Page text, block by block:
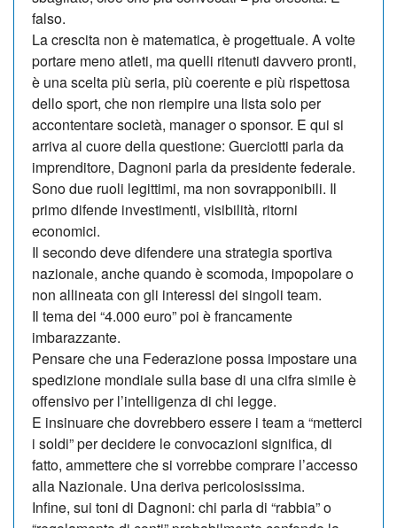
falso.
La crescita non è matematica, è progettuale. A volte
portare meno atleti, ma quelli ritenuti davvero pronti,
è una scelta più seria, più coerente e più rispettosa
dello sport, che non riempire una lista solo per
accontentare società, manager o sponsor. E qui si
arriva al cuore della questione: Guerciotti parla da
imprenditore, Dagnoni parla da presidente federale.
Sono due ruoli legittimi, ma non sovrapponibili. Il
primo difende investimenti, visibilità, ritorni
economici.
Il secondo deve difendere una strategia sportiva
nazionale, anche quando è scomoda, impopolare o
non allineata con gli interessi dei singoli team.
Il tema dei “4.000 euro” poi è francamente
imbarazzante.
Pensare che una Federazione possa impostare una
spedizione mondiale sulla base di una cifra simile è
offensivo per l’intelligenza di chi legge.
E insinuare che dovrebbero essere i team a “metterci
i soldi” per decidere le convocazioni significa, di
fatto, ammettere che si vorrebbe comprare l’accesso
alla Nazionale. Una deriva pericolosissima.
Infine, sui toni di Dagnoni: chi parla di “rabbia” o